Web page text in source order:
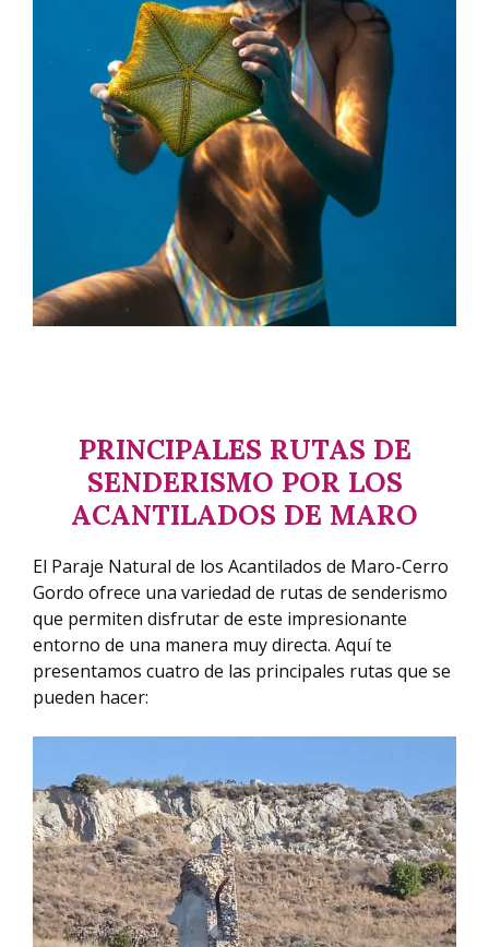
PRINCIPALES RUTAS DE
SENDERISMO POR LOS
ACANTILADOS DE MARO
El Paraje Natural de los Acantilados de Maro-Cerro
Gordo ofrece una variedad de rutas de senderismo
que permiten disfrutar de este impresionante
entorno de una manera muy directa. Aquí te
presentamos cuatro de las principales rutas que se
pueden hacer: